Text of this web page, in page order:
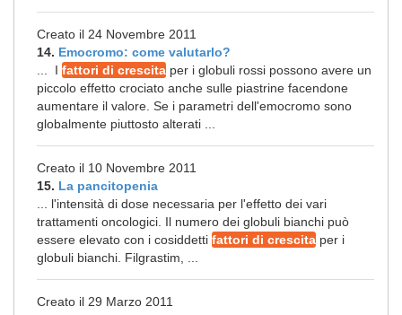
Creato il 24 Novembre 2011
14. Emocromo: come valutarlo?
... I fattori di crescita per i globuli rossi possono avere un
piccolo effetto crociato anche sulle piastrine facendone
aumentare il valore. Se i parametri dell'emocromo sono
globalmente piuttosto alterati ...
Creato il 10 Novembre 2011
15. La pancitopenia
... l'intensità di dose necessaria per l'effetto dei vari
trattamenti oncologici. Il numero dei globuli bianchi può
essere elevato con i cosiddetti fattori di crescita per i
globuli bianchi. Filgrastim, ...
Creato il 29 Marzo 2011